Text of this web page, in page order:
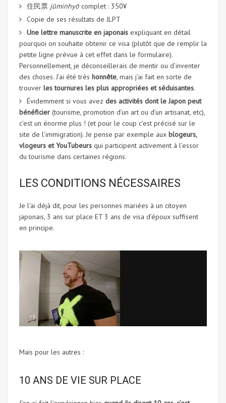
住民票 jūminhyō complet : 350¥
Copie de ses résultats de JLPT
Une lettre manuscrite en japonais expliquant en détail
pourquoi on souhaite obtenir ce visa (plutôt que de remplir la
petite ligne prévue à cet effet dans le formulaire).
Personnellement, je déconseillerais de mentir ou d’inventer
des choses. J’ai été très honnête, mais j’ai fait en sorte de
trouver les tournures les plus appropriées et séduisantes.
Évidemment si vous avez des activités dont le Japon peut
bénéficier (tourisme, promotion d’un art ou d’un artisanat, etc),
c’est un énorme plus ! (et pour le coup c’est précisé sur le
site de l’immigration). Je pense par exemple aux blogeurs,
vlogeurs et YouTubeurs qui participent activement à l’essor
du tourisme dans certaines régions.
LES CONDITIONS NÉCESSAIRES
Je l’ai déjà dit, pour les personnes mariées à un citoyen
japonais, 3 ans sur place ET 3 ans de visa d’époux suffisent
en principe.
Mais pour les autres :
10 ANS DE VIE SUR PLACE